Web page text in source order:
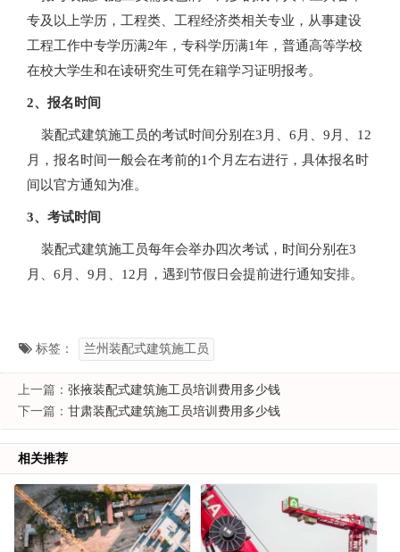
专及以上学历，工程类、工程经济类相关专业，从事建设
工程工作中专学历满2年，专科学历满1年，普通高等学校
在校大学生和在读研究生可凭在籍学习证明报考。
2、报名时间
装配式建筑施工员的考试时间分别在3月、6月、9月、12
月，报名时间一般会在考前的1个月左右进行，具体报名时
间以官方通知为准。
3、考试时间
装配式建筑施工员每年会举办四次考试，时间分别在3
月、6月、9月、12月，遇到节假日会提前进行通知安排。
标签： 兰州装配式建筑施工员
上一篇： 张掖装配式建筑施工员培训费用多少钱
下一篇： 甘肃装配式建筑施工员培训费用多少钱
相关推荐